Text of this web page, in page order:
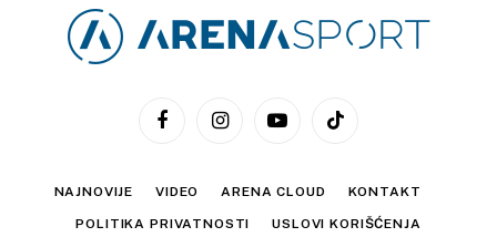
FacebookInstagramYouTubeTikTok
NAJNOVIJE VIDEO ARENA CLOUD KONTAKT
POLITIKA PRIVATNOSTI USLOVI KORIŠĆENJA